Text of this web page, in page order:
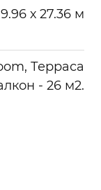
х 27.36 м
Терраса
- 26 м2.